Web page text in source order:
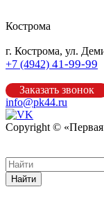
Кострома
г. Кострома, ул.
+7 (4942) 41-99-99
Заказать звонок
info@pk44.ru
Copyright © «Первая
Найти